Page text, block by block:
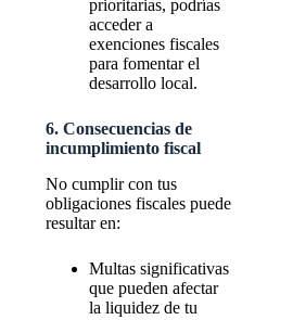
prioritarias, podrías
acceder a
exenciones fiscales
para fomentar el
desarrollo local.
6. Consecuencias de
incumplimiento fiscal
No cumplir con tus
obligaciones fiscales puede
resultar en:
Multas significativas
que pueden afectar
la liquidez de tu